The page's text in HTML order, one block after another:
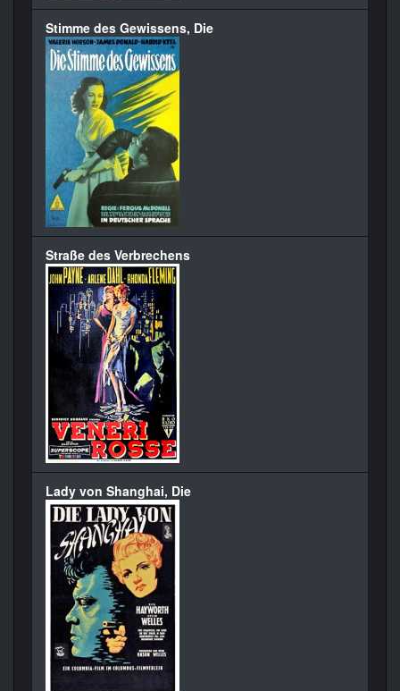
Stimme des Gewissens, Die
Straße des Verbrechens
Lady von Shanghai, Die